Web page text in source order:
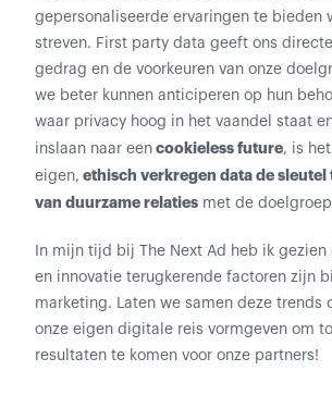
gepersonaliseerde ervaringen te bieden
streven. First party data geeft ons
gedrag en de voorkeuren van onze
we beter kunnen anticiperen op hun
waar privacy hoog in het vaandel staat
inslaan naar een cookieless future, is
eigen, ethisch verkregen data de sleutel
van duurzame relaties met de
In mijn tijd bij The Next Ad heb ik
en innovatie terugkerende factoren zijn
marketing. Laten we samen deze trends
onze eigen digitale reis vormgeven om
resultaten te komen voor onze partners!